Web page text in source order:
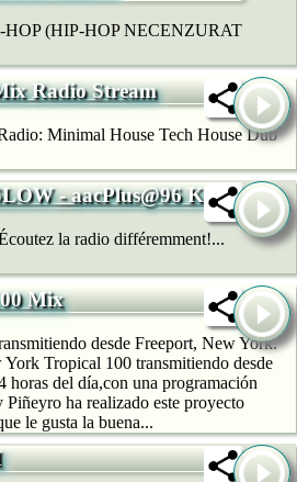
(HIP-HOP NECENZURAT
Radio Stream
Minimal House Tech House Dub
- aacPlus@96 Kb/s
la radio différemment!...
Mix
desde Freeport, New York.
Tropical 100 transmitiendo desde
horas del día,con una programación
ha realizado este proyecto
le gusta la buena...